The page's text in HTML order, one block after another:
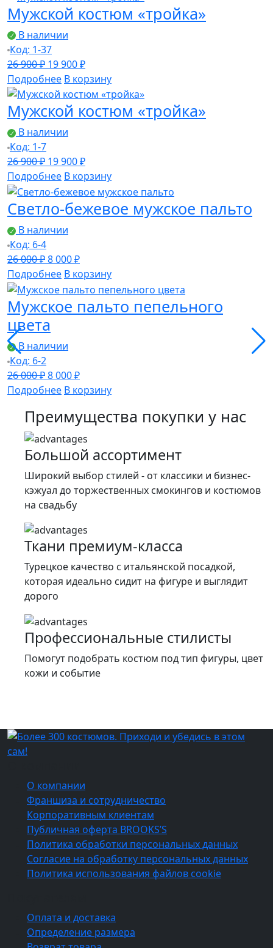
Мужской костюм «тройка»
В наличии
Код: 1-37
26 900₽ Первоначальная
цена
составляла
26
900 ₽.
19 900₽Текущая
цена:
19
900 ₽.
Подробнее В корзину
Мужской костюм «тройка»
В наличии
Код: 1-7
26 900₽ Первоначальная
цена
составляла
26
900 ₽.
19 900₽Текущая
цена:
19
900 ₽.
Подробнее В корзину
Светло-бежевое мужское пальто
В наличии
Код: 6-4
26 000₽Первоначальная
цена
составляла
26
000 ₽.
8 000₽Текущая
цена:
8
000 ₽.
Подробнее В корзину
Мужское пальто пепельного
цвета
В наличии
Код: 6-2
26 000₽Первоначальная
цена
26
000 ₽.
8 000₽Текущая
цена:
000 ₽.
Подробнее В корзину
Преимущества покупки у нас
Большой ассортимент
Широкий выбор стилей - от классики и бизнес-
кэжуал до торжественных смокингов и костюмов
на свадьбу
Ткани премиум-класса
Турецкое качество c итальянской посадкой,
которая идеально сидит на фигуре и выглядит
дорого
Профессиональные стилисты
Помогут подобрать костюм под тип фигуры, цвет
кожи и событие
О компании
Франшиза и сотрудничество
Корпоративным клиентам
Публичная оферта BROOKS’S
Политика обработки персональных данных
Согласие на обработку персональных данных
Политика использования файлов cookie
Оплата и доставка
Определение размера